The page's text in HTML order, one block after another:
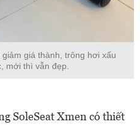
giá thành, trông hơi xấu
mới thì vẫn đẹp.
SoleSeat Xmen có thiết